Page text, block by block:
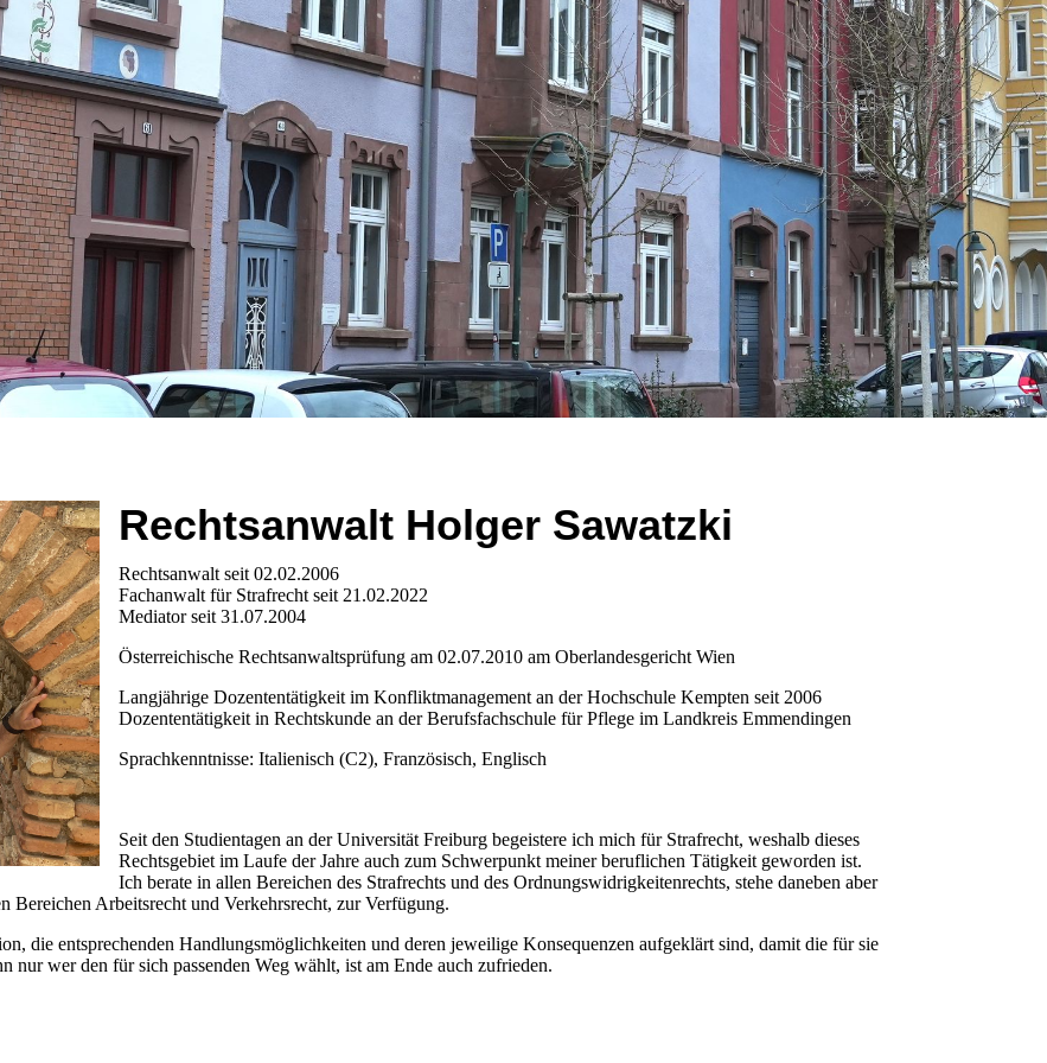
Rechtsanwalt Holger Sawatzki
Rechtsanwalt seit 02.02.2006
Fachanwalt für Strafrecht seit 21.02.2022
Mediator seit 31.07.2004
Österreichische Rechtsanwaltsprüfung am 02.07.2010 am Oberlandesgericht Wien
Langjährige Dozententätigkeit im Konfliktmanagement an der Hochschule Kempten seit 2006
Dozententätigkeit in Rechtskunde an der Berufsfachschule für Pflege im Landkreis Emmendingen
Sprachkenntnisse: Italienisch (C2), Französisch, Englisch
Seit den Studientagen an der Universität Freiburg begeistere ich mich für Strafrecht, weshalb dieses
Rechtsgebiet im Laufe der Jahre auch zum Schwerpunkt meiner beruflichen Tätigkeit geworden ist.
Ich berate in allen Bereichen des Strafrechts und des Ordnungswidrigkeitenrechts, stehe daneben aber
Bereichen Arbeitsrecht und Verkehrsrecht, zur Verfügung.
die entsprechenden Handlungsmöglichkeiten und deren jeweilige Konsequenzen aufgeklärt sind, damit die für sie
nur wer den für sich passenden Weg wählt, ist am Ende auch zufrieden.